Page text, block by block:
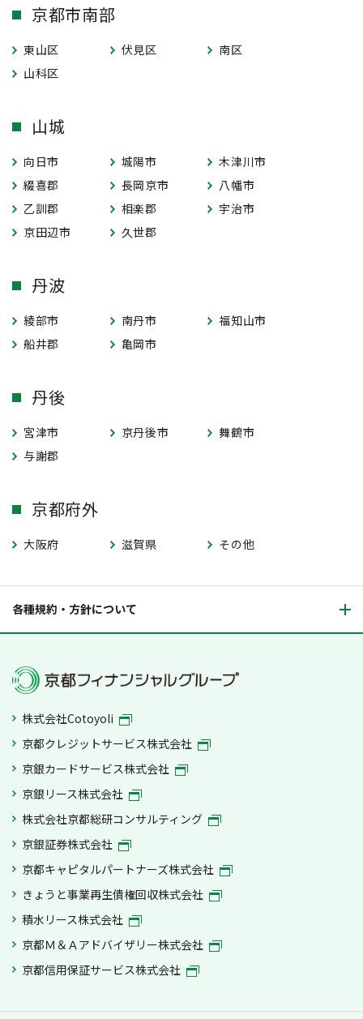
京都市南部
東山区 伏見区
南区
山科区
山城
向日市 城陽市
木津川市
綴喜郡
長岡京市
八幡市
乙訓郡
相楽郡
宇治市
京田辺市
久世郡
丹波
綾部市 南丹市
福知山市
船井郡
亀岡市
丹後
宮津市 京丹後市
舞鶴市
与謝郡
京都府外
大阪府 滋賀県 その他
各種規約・方針について
株式会社Cotoyoli
京都クレジットサービス株式会社
京銀カードサービス株式会社
京銀リース株式会社
株式会社京都総研コンサルティング
京銀証券株式会社
京都キャピタルパートナーズ株式会社
きょうと事業再生債権回収株式会社
積水リース株式会社
京都Ｍ＆Ａアドバイザリー株式会社
京都信用保証サービス株式会社